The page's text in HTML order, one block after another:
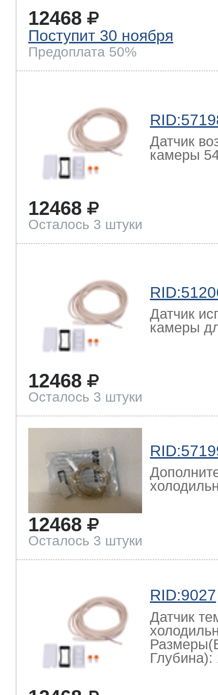
12468
Поступит 30 ноября
Предоплата 50%
Датчик
камеры
12468
Осталось 3 штуки
Датчик
камеры
12468
Осталось 3 штуки
12468
Осталось 3 штуки
RID:9027
Датчик
Глубина):